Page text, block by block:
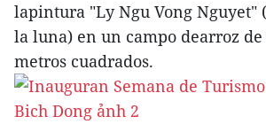
lapintura "Ly Ngu Vong Nguyet"
la luna) en un campo dearroz
metros cuadrados.